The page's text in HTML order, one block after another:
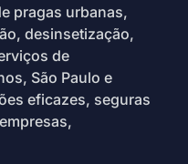
pragas urbanas,
desinsetização,
de
São Paulo e
eficazes, seguras